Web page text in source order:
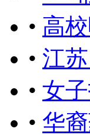
• 高
• 江
• 女
• 华